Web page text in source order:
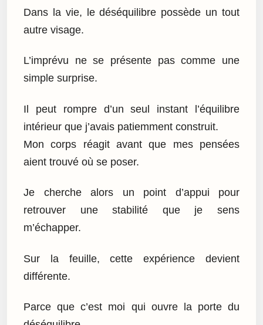
Dans la vie, le déséquilibre possède un tout
autre visage.
L’imprévu ne se présente pas comme une
simple surprise.
Il peut rompre d’un seul instant l’équilibre
intérieur que j’avais patiemment construit.
Mon corps réagit avant que mes pensées
aient trouvé où se poser.
Je cherche alors un point d’appui pour
retrouver une stabilité que je sens
m’échapper.
Sur la feuille, cette expérience devient
différente.
Parce que c’est moi qui ouvre la porte du